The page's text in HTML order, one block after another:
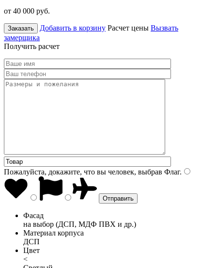
от 40 000 руб.
Заказать Добавить в корзину Расчет цены Вызвать
замерщика
Получить расчет
Пожалуйста, докажите, что вы человек, выбрав Флаг.
Фасад
на выбор (ДСП, МДФ ПВХ и др.)
Материал корпуса
ДСП
Цвет
<